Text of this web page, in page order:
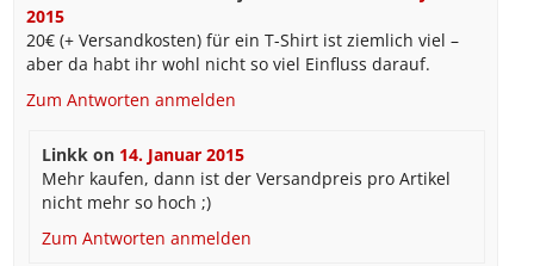
2015
20€ (+ Versandkosten) für ein T-Shirt ist ziemlich viel –
aber da habt ihr wohl nicht so viel Einfluss darauf.
Zum Antworten anmelden
Linkk on 14. Januar 2015
Mehr kaufen, dann ist der Versandpreis pro Artikel
nicht mehr so hoch ;)
Zum Antworten anmelden